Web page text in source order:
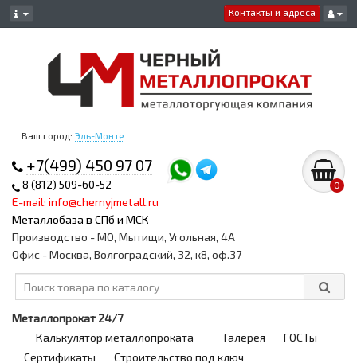
Контакты и адреса
Ваш город: Эль-Монте
+7(499) 450 97 07
8 (812) 509-60-52
E-mail: info@chernyjmetall.ru
Металлобаза в СПб и МСК
0
Производство - МО, Мытищи, Угольная, 4А
Офис - Москва, Волгоградский, 32, к8, оф.37
Металлопрокат 24/7
Калькулятор металлопроката
Галерея
ГОСТы
Сертификаты
Строительство под ключ